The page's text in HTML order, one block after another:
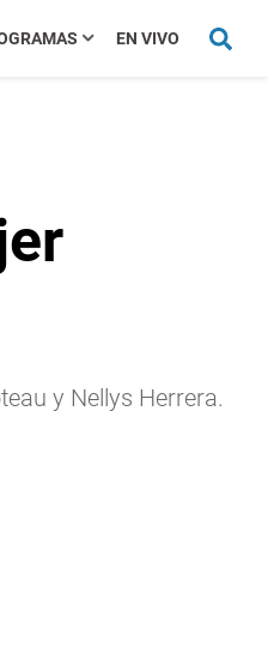
EN VIVO
y Nellys Herrera.